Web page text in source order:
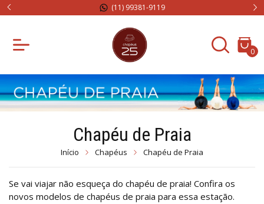
(11) 99381-9119
0
Chapéu de Praia
Início Chapéus Chapéu de Praia
Se vai viajar não esqueça do chapéu de praia! Confira os
novos modelos de chapéus de praia para essa estação.